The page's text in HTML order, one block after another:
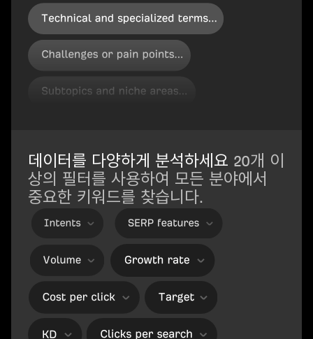
데이터를 다양하게 분석하세요 20개 이
상의 필터를 사용하여 모든 분야에서
중요한 키워드를 찾습니다.